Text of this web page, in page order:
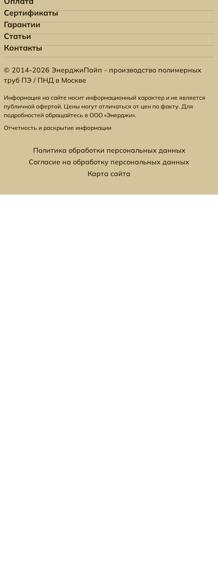
Сертификаты
Гарантии
Статьи
Контакты
© 2014-2026 ЭнерджиПайп - производство полимерных
труб ПЭ / ПНД в Москве
Информация на сайте носит информационный характер и не является
публичной офертой. Цены могут отличаться от цен по факту. Для
подробностей обращайтесь в ООО «Энерджи».
Отчетность и раскрытие информации
Политика обработки персональных данных
Согласие на обработку персональных данных
Карта сайта